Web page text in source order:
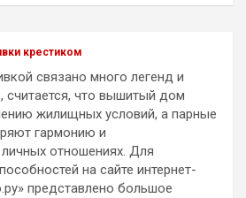
крестиком
связано много легенд и
считается, что вышитый дом
жилищных условий, а парные
гармонию и
отношениях. Для
на сайте интернет-
представлено большое